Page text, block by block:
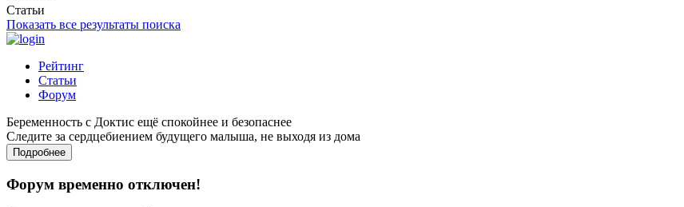
Статьи
Показать все результаты поиска
Рейтинг
Статьи
Форум
Беременность с Доктис ещё спокойнее и безопаснее
Следите за сердцебиением будущего малыша, не выходя из дома
Подробнее
Форум временно отключен!